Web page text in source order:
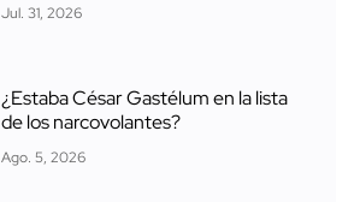
Jul. 31, 2026
¿Estaba César Gastélum en la lista
de los narcovolantes?
Ago. 5, 2026